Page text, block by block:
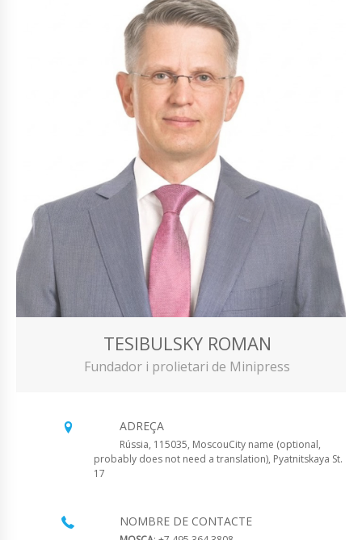
TESIBULSKY ROMAN
Fundador i prolietari de Minipress
ADREÇA
Rússia, 115035, MoscouCity name (optional,
probably does not need a translation), Pyatnitskaya St.
17
NOMBRE DE CONTACTE